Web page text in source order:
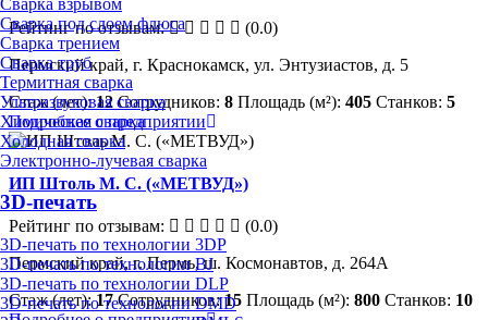
Сварка под слоем флюса
Сварка трением
Сварка труб
Термитная сварка
Ультразвуковая сварка
Химическая сварка
Холодная сварка
Электронно-лучевая сварка
3D-печать
3D-печать по технологии 3DP
3D-печать по технологии BJ
3D-печать по технологии DLP
3D-печать по технологии DMD
Рейтинг по отзывам:
(0.0)
Пермский край, г. Краснокамск, ул. Энтузиастов, д. 5
Стаж (лет):12 Сотрудников: 8 Площадь (м²): 405 Станков: 5
Подробнее о предприятии
ИП Штоль М. С. («МЕТВУД»)
Рейтинг по отзывам:
(0.0)
Пермский край, г. Пермь, ш. Космонавтов, д. 264А
Стаж (лет):17 Сотрудников:15 Площадь (м²): 800 Станков: 10